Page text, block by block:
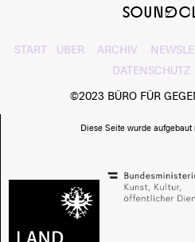
START ÜBER ARCHIV
DATENSCHUTZ
©2023 BÜRO FÜR
Diese Seite wurde aufgebaut